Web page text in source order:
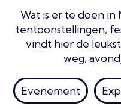
Wat is er te doen in
tentoonstellingen,
vindt hier de
weg,
Evenement